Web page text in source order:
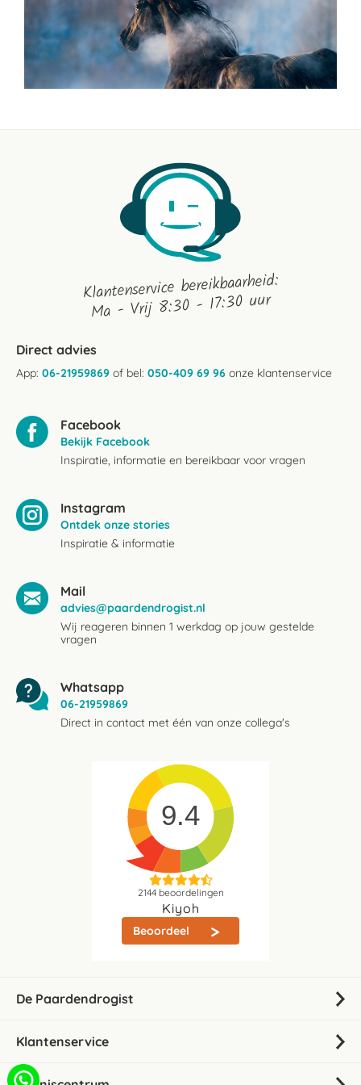
Klantenservice bereikbaarheid:
Ma - Vrij 8:30 - 17:30 uur
Direct advies
App: 06-21959869 of bel: 050-409 69 96 onze klantenservice
Facebook
Bekijk Facebook
Inspiratie, informatie en bereikbaar voor vragen
Instagram
Ontdek onze stories
Inspiratie & informatie
Mail
advies@paardendrogist.nl
Wij reageren binnen 1 werkdag op jouw gestelde
vragen
Whatsapp
06-21959869
Direct in contact met één van onze collega's
9.4
2144beoordelingen
Kiyoh
Beoordeel
De Paardendrogist
Klantenservice